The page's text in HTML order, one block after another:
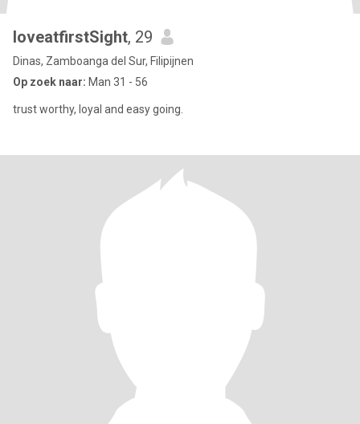
loveatfirstSight, 29
Dinas, Zamboanga del Sur, Filipijnen
Op zoek naar: Man 31 - 56
trust worthy, loyal and easy going.